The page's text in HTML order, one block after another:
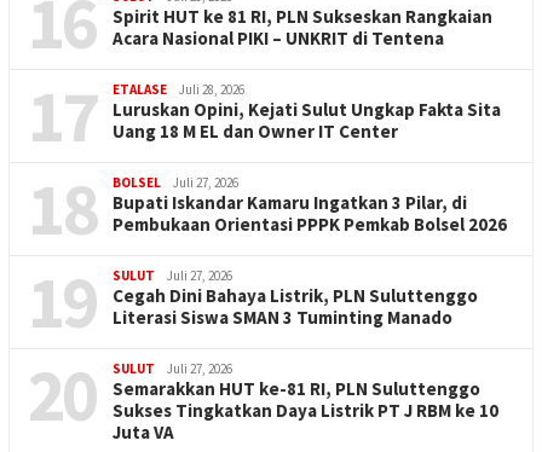
16
Spirit HUT ke 81 RI, PLN Sukseskan Rangkaian
Acara Nasional PIKI – UNKRIT di Tentena
17 ETALASE Juli 28, 2026
Luruskan Opini, Kejati Sulut Ungkap Fakta Sita
Uang 18 M EL dan Owner IT Center
18 BOLSEL Juli 27, 2026
Bupati Iskandar Kamaru Ingatkan 3 Pilar, di
Pembukaan Orientasi PPPK Pemkab Bolsel 2026
19 SULUT Juli 27, 2026
Cegah Dini Bahaya Listrik, PLN Suluttenggo
Literasi Siswa SMAN 3 Tuminting Manado
20 SULUT Juli 27, 2026
Semarakkan HUT ke-81 RI, PLN Suluttenggo
Sukses Tingkatkan Daya Listrik PT J RBM ke 10
Juta VA